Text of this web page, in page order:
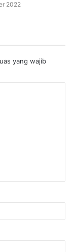
2022
yang wajib